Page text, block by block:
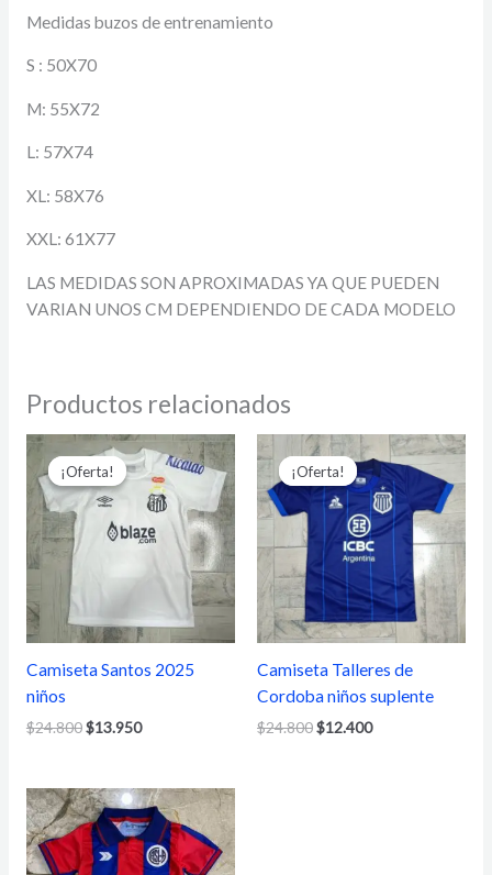
Medidas buzos de entrenamiento
S : 50X70
M: 55X72
L: 57X74
XL: 58X76
XXL: 61X77
LAS MEDIDAS SON APROXIMADAS YA QUE PUEDEN
VARIAN UNOS CM DEPENDIENDO DE CADA MODELO
Productos relacionados
¡Oferta!
¡Oferta!
Camiseta Santos 2025
niños
$24.800
El
precio
original
era:
$24.800.
$13.950
precio
actual
es:
$13.950.
¡Oferta!
¡Oferta!
Camiseta Talleres de
Cordoba niños suplente
$24.800
El
precio
original
era:
$24.800.
$12.400
precio
actual
es:
$12.400.